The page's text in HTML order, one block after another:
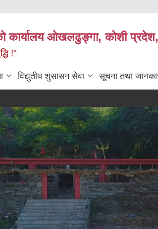
कार्यालय ओखलढुङ्गा, कोशी
!"
विद्युतीय शुसासन सेवा सूचना तथा